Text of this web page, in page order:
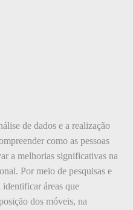
de dados e a realização
como as pessoas
a melhorias significativas na
Por meio de pesquisas e
identificar áreas que
dos móveis, na